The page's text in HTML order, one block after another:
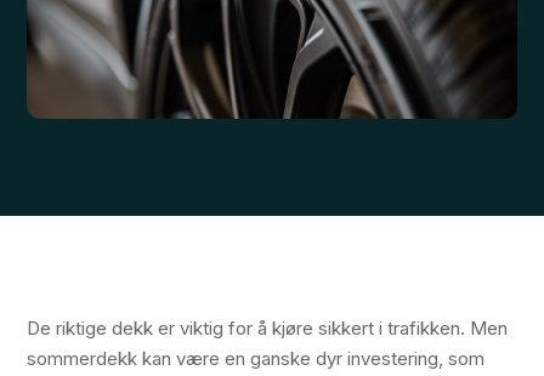
De riktige dekk er viktig for å kjøre sikkert i trafikken. Men
sommerdekk kan være en ganske dyr investering, som